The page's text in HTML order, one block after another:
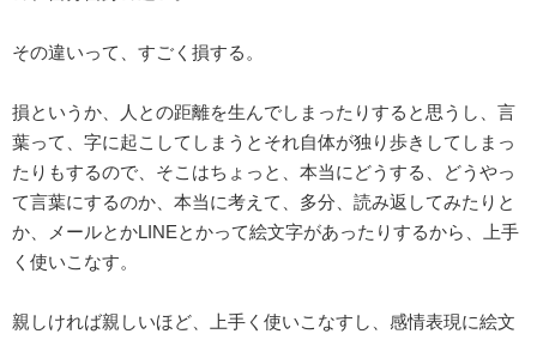
その違いって、すごく損する。
損というか、人との距離を生んでしまったりすると思うし、言
葉って、字に起こしてしまうとそれ自体が独り歩きしてしまっ
たりもするので、そこはちょっと、本当にどうする、どうやっ
て言葉にするのか、本当に考えて、多分、読み返してみたりと
か、メールとかLINEとかって絵文字があったりするから、上手
く使いこなす。
親しければ親しいほど、上手く使いこなすし、感情表現に絵文